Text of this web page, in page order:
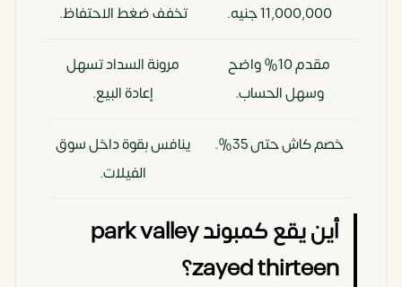
11,000,000 جنيه.
تخفف ضغط الاحتفاظ.
مقدم 10% واضح
وسهل الحساب.
مرونة السداد تسهل
إعادة البيع.
خصم كاش حتى 35%.
ينافس بقوة داخل سوق
الفيلات.
أين يقع كمبوند park valley
zayed thirteen؟